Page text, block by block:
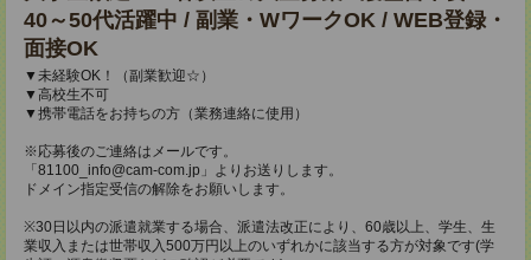
40～50代活躍中 / 副業・WワークOK / WEB登録・
面接OK
▼未経験OK！（副業歓迎☆）
▼高校生不可
▼携帯電話をお持ちの方（業務連絡に使用）
※応募後のご連絡はメールです。
「81100_info@cam-com.jp」よりお送りします。
ドメイン指定受信の解除をお願いします。
※30日以内の派遣就業する場合、派遣法改正により、60歳以上、学生、生
業収入または世帯収入500万円以上のいずれかに該当する方が対象です(学